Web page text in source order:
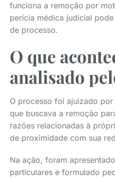
funciona a remoção por
perícia médica judicial
de processo.
O que
analisado
O processo foi ajuizado
que buscava a remoção
razões relacionadas à
de proximidade com sua
Na ação, foram
particulares e formulado